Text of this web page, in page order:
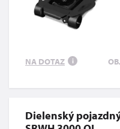
NA DOTAZ i
Dielenský